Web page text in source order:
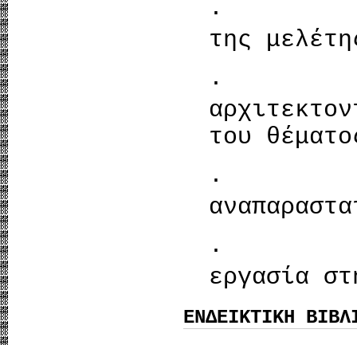
· Η
της
· Η
του
· Η
· Η
εργασία
ΕΝΔΕΙΚΤΙΚΗ